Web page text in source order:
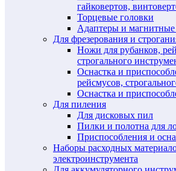
гайковертов,
Торцевые головки
Адаптеры и магнитные
Для фрезерования и
Ножи для рубанков,
строгального
Оснастка и
рейсмусов,
Оснастка и
Для пиления
Для дисковых пил
Пилки и полотна для
Приспособления и
Наборы расходных
электроинструмента